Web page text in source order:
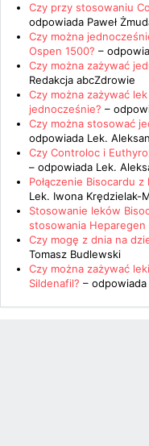
Czy przy stosowaniu
odpowiada Paweł
Czy można
Ospen 1500? –
Czy można zażywać
Redakcja abcZdrowie
Czy można zażywać
jednocześnie? –
Czy można stosować
odpowiada Lek.
Czy Controloc i
– odpowiada Lek.
Połączenie Bisocardu
Lek. Iwona Krędzielak-
Stosowanie leków
stosowania Heparegen
Czy mogę z dnia na
Tomasz Budlewski
Czy można zażywać
Sildenafil? – odpowiada